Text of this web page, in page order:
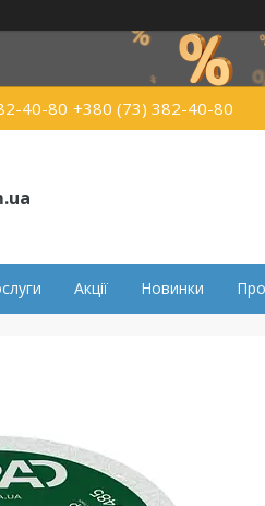
40-80 +380 (73) 382-40-80
Акції Новинки